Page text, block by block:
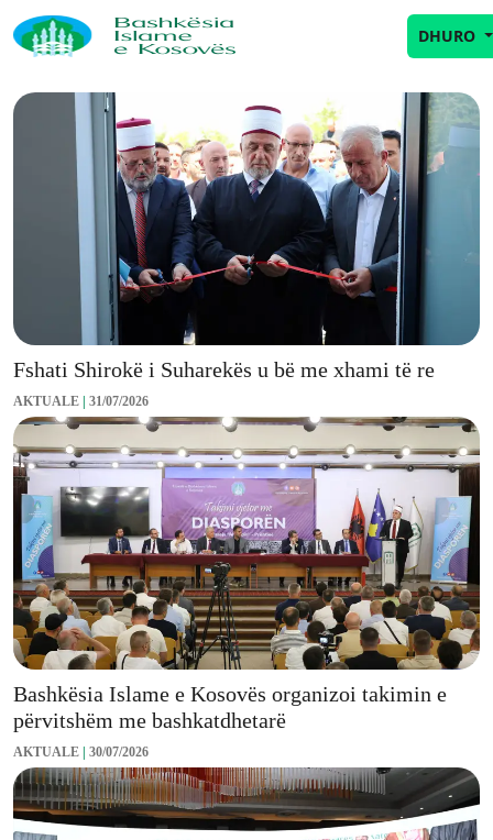
DHURO
Lajmet aktuale
AKTUALE 31/07/2026
Fshati Shirokë i Suharekës u bë me xhami të re
AKTUALE 30/07/2026
Bashkësia Islame e Kosovës organizoi takimin e
përvitshëm me bashkatdhetarë